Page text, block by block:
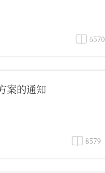
6570
案的通知
8579